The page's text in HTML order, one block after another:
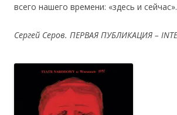
всего нашего времени: «здесь и сейчас».
Сергей Серов. ПЕРВАЯ ПУБЛИКАЦИЯ –